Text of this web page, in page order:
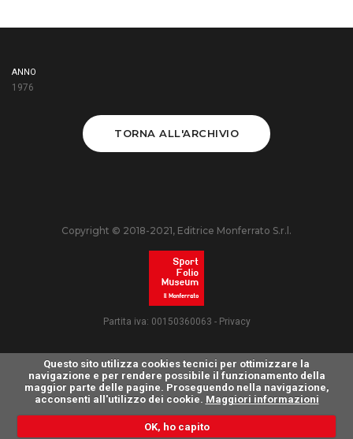
ANNO
1976
TORNA ALL'ARCHIVIO
Copyright © 2018-2021, Editrice Monferrato S.r.l.
Partita iva: 00150360063 - Privacy
Questo sito utilizza cookies tecnici per ottimizzare la
navigazione e per rendere possibile il funzionamento della
maggior parte delle pagine. Proseguendo nella navigazione,
acconsenti all'utilizzo dei cookie. Maggiori informazioni
OK, ho capito